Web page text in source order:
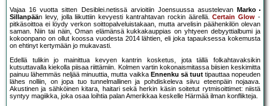
Vajaa 16 vuotta sitten Desiblei.netissä arvioitiin Joensuussa asustelevan
Marko
Sillanpään levy, jolla liikuttiin kevyesti kantrahtavan rockin äärellä.Certain Glow -
pitkäsoittoa ei löydy verkon soittopalveluistakaan, mutta arvelisin päähenkilön olevan
saman. Niin tai näin, Oman elämänsä kukkakauppias on yhtyeen debyyttialbumi ja
kokoonpano on ollut koossa vuodesta 2014 lähtien, eli joka tapauksessa kokemusta
on ehtinyt kertymään jo mukavasti.
Edellä tulikin jo mainittua kevyen kantrin kosketus, jota tällä folkahtavaksikin
kutsuttavalla kiekolla piisaa riittämiin. Kolmen vartin kokonaismitassa biisien keskimitta
painuu lähemmäs neljää minuuttia, mutta vaikka Ennenku sä tuuttipauttaa nopeuden
lähes nolliin, on jopa tuo tunnelmallinen ja pohdiskeleva siivu eteenpäin nojaava.
Akustinen ja sähköinen kitara, haitari sekä herkin käsin soitetut rytmisoittimet: niistä
syntyy magiikka, joka osaa loihtia palan Amerikkaa keskelle Härmää ilman konflikteja.